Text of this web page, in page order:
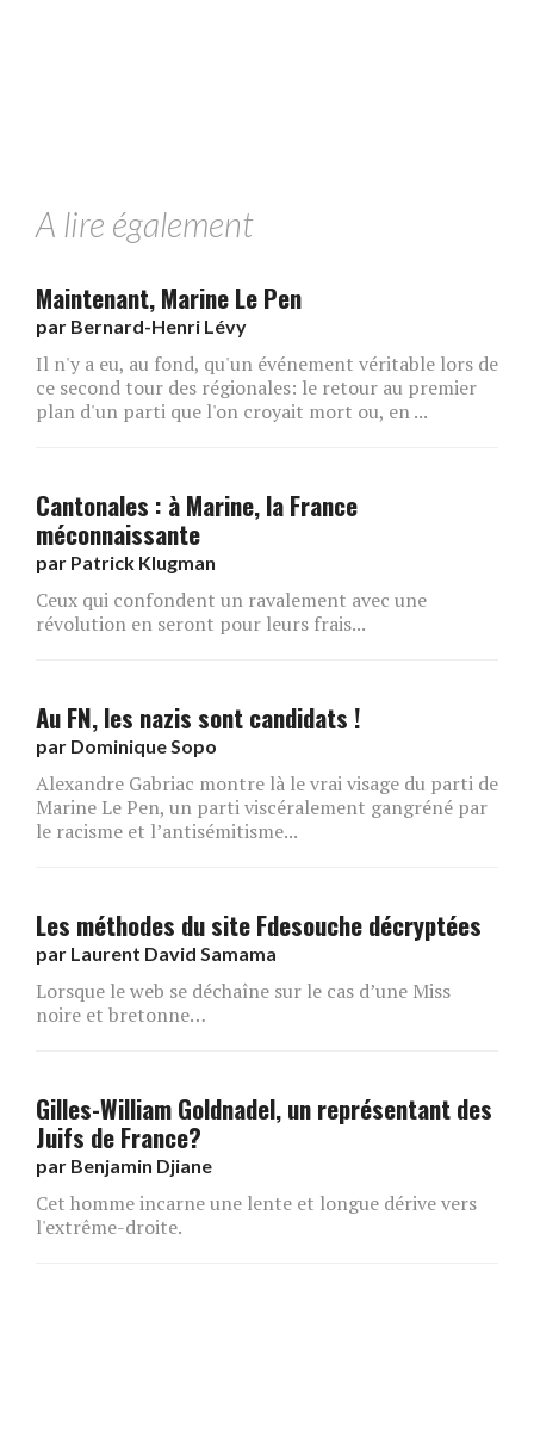
A lire également
Maintenant, Marine Le Pen
par Bernard-Henri Lévy
Il n'y a eu, au fond, qu'un événement véritable lors de
ce second tour des régionales: le retour au premier
plan d'un parti que l'on croyait mort ou, en ...
Cantonales : à Marine, la France
méconnaissante
par Patrick Klugman
Ceux qui confondent un ravalement avec une
révolution en seront pour leurs frais...
Au FN, les nazis sont candidats !
par Dominique Sopo
Alexandre Gabriac montre là le vrai visage du parti de
Marine Le Pen, un parti viscéralement gangréné par
le racisme et l’antisémitisme...
Les méthodes du site Fdesouche décryptées
par Laurent David Samama
Lorsque le web se déchaîne sur le cas d’une Miss
noire et bretonne…
Gilles-William Goldnadel, un représentant des
Juifs de France?
par Benjamin Djiane
Cet homme incarne une lente et longue dérive vers
l'extrême-droite.